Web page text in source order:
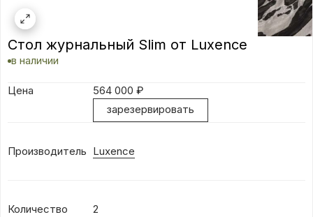
Стол журнальный Slim от Luxence
в наличии
Цена 564 000 ₽
зарезервировать
Производитель Luxence
Количество 2